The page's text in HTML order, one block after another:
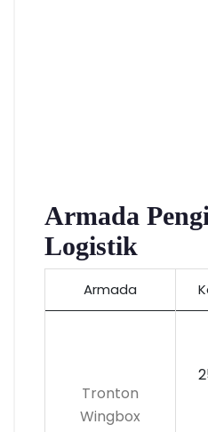
Armada
Logistik
Armada
Tronton
Wingbox